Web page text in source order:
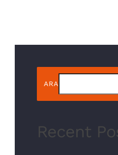
ARA
Recent